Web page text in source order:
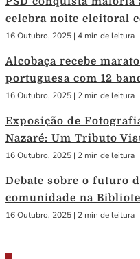
celebra noite eleitoral
16 Outubro, 2025 | 4 min de leitura
Alcobaça recebe
portuguesa com 12
16 Outubro, 2025 | 2 min de leitura
Exposição de
Nazaré: Um Tributo
16 Outubro, 2025 | 2 min de leitura
Debate sobre o futuro
comunidade na
16 Outubro, 2025 | 2 min de leitura